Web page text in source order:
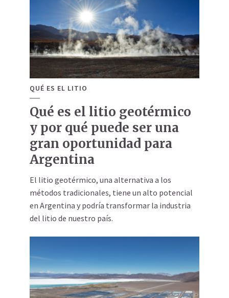
QUÉ ES EL LITIO
Qué es el litio geotérmico
y por qué puede ser una
gran oportunidad para
Argentina
El litio geotérmico, una alternativa a los
métodos tradicionales, tiene un alto potencial
en Argentina y podría transformar la industria
del litio de nuestro país.